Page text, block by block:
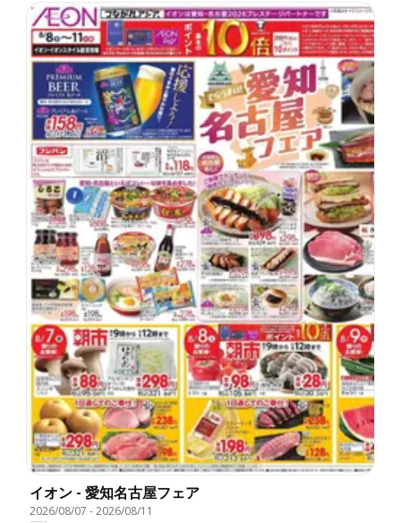
イオン - 愛知名古屋フェア
2026/08/07 -2026/08/11